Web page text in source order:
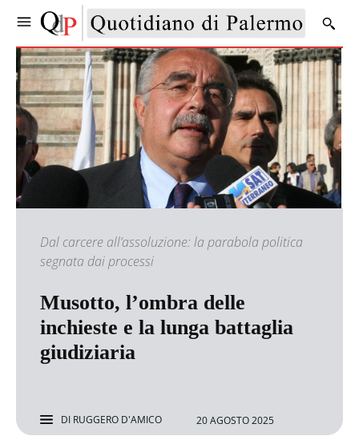
Dal carcere all’assoluzione: la parabola politica
segnata dai processi
Musotto, l’ombra delle
inchieste e la lunga battaglia
giudiziaria
DI RUGGERO D'AMICO 20 AGOSTO 2025